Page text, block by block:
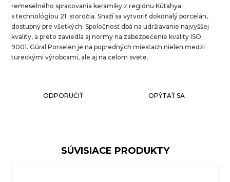
remeselného spracovania keramiky z regiónu Kütahya
s technológiou 21. storočia. Snaží sa vytvoriť dokonalý porcelán,
dostupný pre všetkých. Spoločnosť dbá na udržiavanie najvyššej
kvality, a preto zaviedla aj normy na zabezpečenie kvality ISO
9001. Güral Porselen je na popredných miestach nielen medzi
tureckými výrobcami, ale aj na celom svete.
ODPORUČIŤ OPÝTAŤ SA
SÚVISIACE PRODUKTY